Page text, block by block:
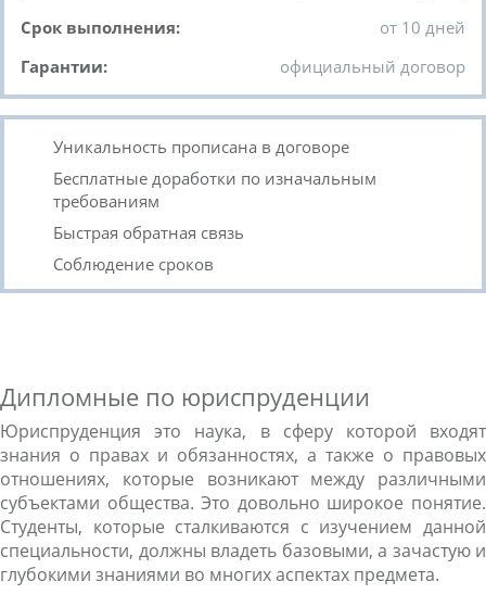
Срок выполнения:
от 10 дней
Гарантии:
официальный договор
Уникальность прописана в договоре
Бесплатные доработки по изначальным
требованиям
Быстрая обратная связь
Соблюдение сроков
Дипломные по юриспруденции
Юриспруденция это наука, в сферу которой входят
знания о правах и обязанностях, а также о правовых
отношениях, которые возникают между различными
субъектами общества. Это довольно широкое понятие.
Студенты, которые сталкиваются с изучением данной
специальности, должны владеть базовыми, а зачастую и
глубокими знаниями во многих аспектах предмета.